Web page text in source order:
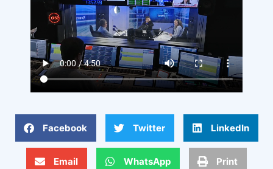
Facebook Twitter LinkedIn
Email WhatsApp Print